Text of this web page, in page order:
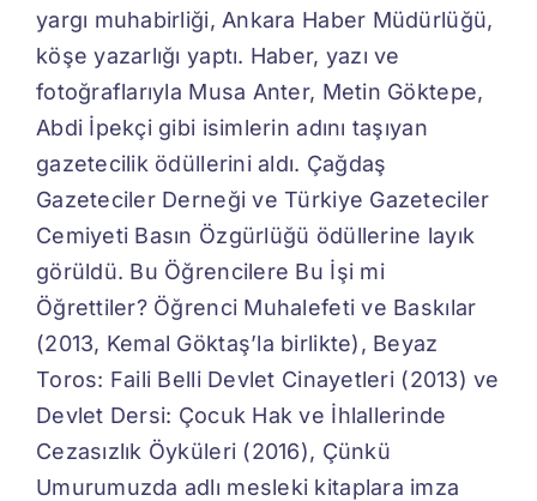
yargı muhabirliği, Ankara Haber Müdürlüğü,
köşe yazarlığı yaptı. Haber, yazı ve
fotoğraflarıyla Musa Anter, Metin Göktepe,
Abdi İpekçi gibi isimlerin adını taşıyan
gazetecilik ödüllerini aldı. Çağdaş
Gazeteciler Derneği ve Türkiye Gazeteciler
Cemiyeti Basın Özgürlüğü ödüllerine layık
görüldü. Bu Öğrencilere Bu İşi mi
Öğrettiler? Öğrenci Muhalefeti ve Baskılar
(2013, Kemal Göktaş’la birlikte), Beyaz
Toros: Faili Belli Devlet Cinayetleri (2013) ve
Devlet Dersi: Çocuk Hak ve İhlallerinde
Cezasızlık Öyküleri (2016), Çünkü
Umurumuzda adlı mesleki kitaplara imza